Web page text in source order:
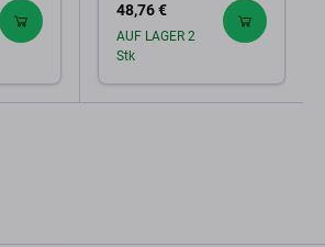
48,76 €
AUF LAGER 2
Stk